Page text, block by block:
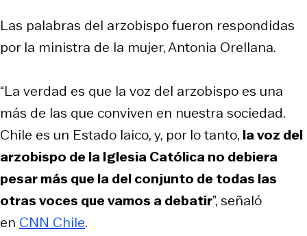
Las palabras del arzobispo fueron respondidas
por la ministra de la mujer, Antonia Orellana.
“La verdad es que la voz del arzobispo es una
más de las que conviven en nuestra sociedad.
Chile es un Estado laico, y, por lo tanto, la voz del
arzobispo de la Iglesia Católica no debiera
pesar más que la del conjunto de todas las
otras voces que vamos a debatir”, señaló
en CNN Chile.